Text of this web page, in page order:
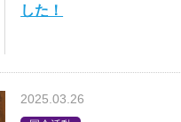
した！
2025.03.26